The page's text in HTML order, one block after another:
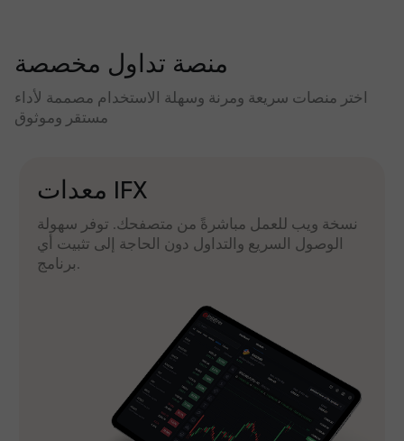
منصة تداول مخصصة
اختر منصات سريعة ومرنة وسهلة الاستخدام مصممة لأداء
مستقر وموثوق
معدات IFX
نسخة ويب للعمل مباشرةً من متصفحك. توفر سهولة
الوصول السريع والتداول دون الحاجة إلى تثبيت أي
برنامج.